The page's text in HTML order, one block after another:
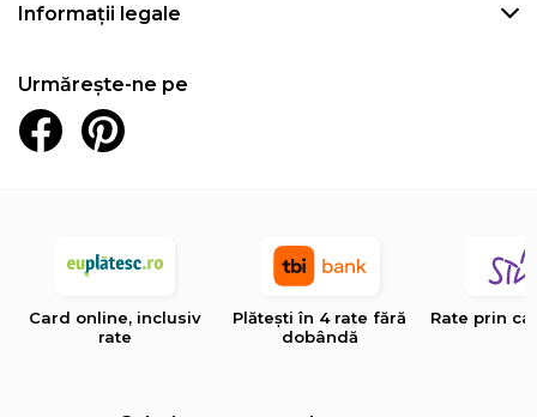
Informații legale
Urmărește-ne pe
Card online, inclusiv
rate
Plătești în 4 rate fără
dobândă
Rate prin